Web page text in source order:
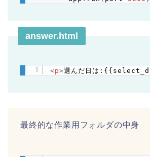
answer.html
<p>選んだ日は
最終的な作業用フォルダの中身